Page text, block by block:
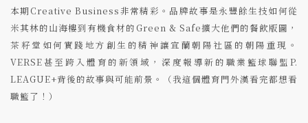
本期Creative Business非常精彩。品牌故事是永豐餘生技如何從
米其林的山海樓到有機食材的Green & Safe擴大他們的餐飲版圖，
茶籽堂如何實踐地方創生的精神讓宜蘭朝陽社區的朝陽重現。
VERSE甚至跨入體育的新領域，深度報導新的職業籃球聯盟P.
LEAGUE+背後的故事與可能前景。（我這個體育門外漢看完都想看
職籃了！）